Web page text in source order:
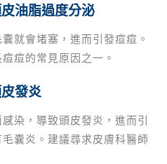
油脂過度分泌
就會堵塞，進而引發痘痘。
痘的常見原因之一。
發炎
染，導致頭皮發炎，進而引
囊炎。建議尋求皮膚科醫師